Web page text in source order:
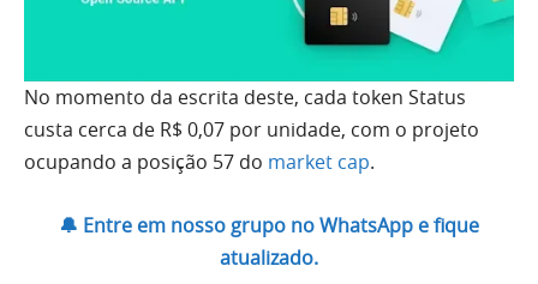
No momento da escrita deste, cada token Status
custa cerca de R$ 0,07 por unidade, com o projeto
ocupando a posição 57 do market cap.
🔔 Entre em nosso grupo no WhatsApp e fique
atualizado.